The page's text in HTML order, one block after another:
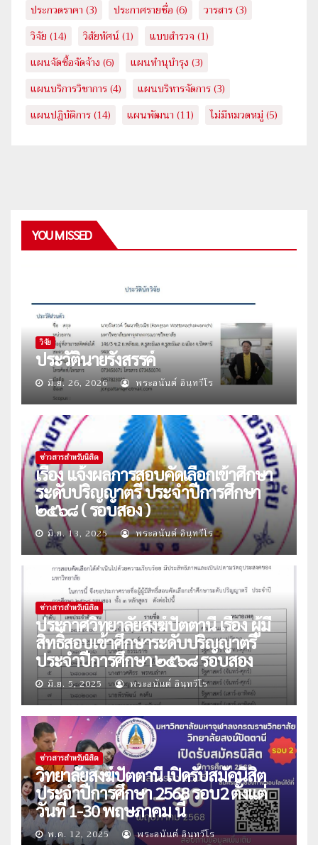
ประกวดราคา (3) ประกาศรายชื่อ (6) วารสาร(3)
วิจัย (14) วิสัยทัศน์(1) แบบสำรวจ (1)
แผนจัดซื้อจัดจ้าง (6) แผนทำนุบำรุง (3)
แผนบริการวิชาการ(4) แผนบริหารจัดการ(3)
แผนปฎิบัติการ(14) แผนพัฒนา (11) ไม่มีหมวดหมู่ (5)
YOU MISSED
วิจัย
ประวัตินายรังสรรค์
มิ.ย. 26, 2026 พระอนันต์ อินฺทวีโร
ข่าวสารสำหรับนิสิต
เรื่อง แจ้งผลการสอบคัดเลือกเข้าศึกษา
ระดับปริญญาตรี ประจำปีการศึกษา
๒๕๖๘ ( รอบสอง )
มิ.ย. 13, 2025 พระอนันต์ อินฺทวีโร
ข่าวสารสำหรับนิสิต
ประกาศวิทยาลัยสงฆ์ปัตตานี เรื่อง ผู้มี
สิทธิ์สอบเข้าศึกษาระดับปริญญาตรี
ประจำปีการศึกษา ๒๕๖๘ รอบสอง
มิ.ย. 5, 2025 พระอนันต์ อินฺทวีโร
ข่าวสารสำหรับนิสิต
วิทยาลัยสงฆ์ปัตตานี เปิดรับสมัคนิสิต
ประจำปีการศึกษา 2568 รอบ2 ตั้งแต่
วันที่ 1-30 พฤษภาคม นี้
พ.ค. 12, 2025 พระอนันต์ อินฺทวีโร